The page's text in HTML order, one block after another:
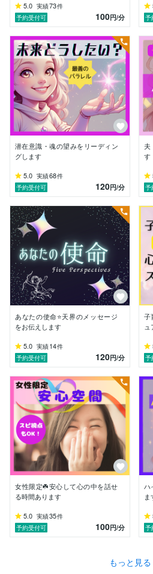
寄り添ってお伝えしています。
・今どんな状態にあるのか
・この出来事が何を伝えてくれ
・これからどんな可能性がある
・最善を選ぶためのヒントは何
◎ご自身が納得して選べる状態
◎すでに感じていることを言語
◎思考と気持ちを整理して本音
・自分にはどんな能力があるの？
・直感を信じて使えるようにな
・スピリチュアルな感覚を日常
などの能力発見を、
楽しみながらご一緒するのも好
特別な何かを新しく手に入れる
・・・・・・・・・・・・・・
・・・・・・・・・・・・・・
が大切だと感じています。
繊細さや感覚の鋭さが、
生きづらさに感じることもあり
自分の特徴や付き合い方が分か
世界の見え方が変わってきます
迷っても揺れても、大丈夫！
自然と、
自分らしい道が見えてきます◟꒰
今のあなたのペースのまま
少しずつ「わかる」感覚と「選
5.0 実績73件
予約受付可
100円/分
予
潜在意識・魂の望みをリーディン
グします
5.0 実績68件
予約受付可
120円/分
夫
す
予
あなたの使命⭐️天界のメッセージ
をお伝えします
5.0 実績14件
予約受付可
120円/分
子
予
女性限定☘️安心して心の中を話せ
る時間あります
5.0 実績35件
予約受付可
100円/分
ハ
ま
予
もっと見る